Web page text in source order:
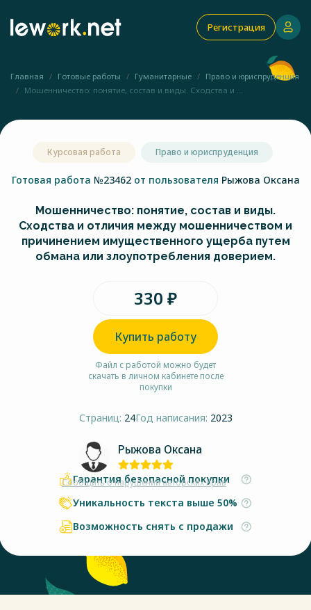
Регистрация
Главная Готовые работы Гуманитарные
Право и юриспруденция
Мошенничество: понятие, состав и виды. Сходства и ...
Курсовая работа Право и юриспруденция
Готовая работа №23462 от пользователя Рыжова Оксана
Мошенничество: понятие, состав и виды.
Сходства и отличия между мошенничеством и
причинением имущественного ущерба путем
обмана или злоупотребления доверием.
330 ₽
Купить работу
Файл с работой можно будет
скачать в личном кабинете после
покупки
Страниц: 24Год написания: 2023
Рыжова Оксана
Сообщить о нарушении авторских прав
Гарантия безопасной покупки
Уникальность текста выше 50%
Возможность снять с продажи